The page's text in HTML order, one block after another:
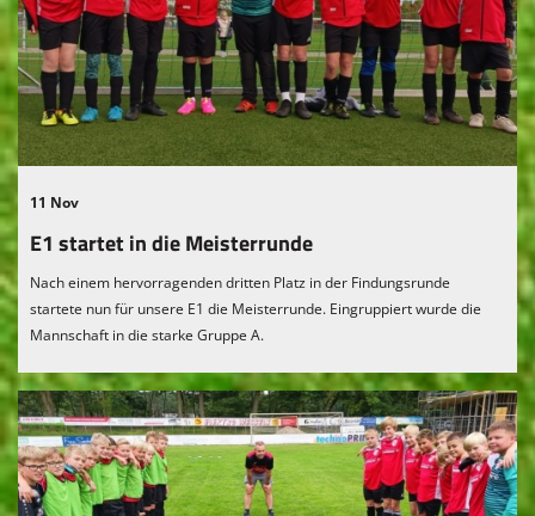
11 Nov
E1 startet in die Meisterrunde
Nach einem hervorragenden dritten Platz in der Findungsrunde
startete nun für unsere E1 die Meisterrunde. Eingruppiert wurde die
Mannschaft in die starke Gruppe A.